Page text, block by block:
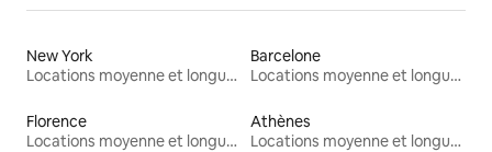
New York
Locations moyenne et longue durée
Barcelone
Locations moyenne et longue durée
Florence
Locations moyenne et longue durée
Athènes
Locations moyenne et longue durée